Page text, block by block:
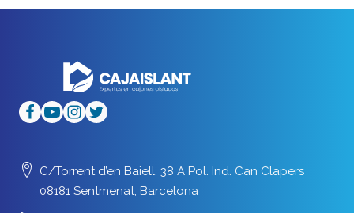
C/Torrent d’en Baiell, 38 A Pol. Ind. Can Clapers
08181 Sentmenat, Barcelona